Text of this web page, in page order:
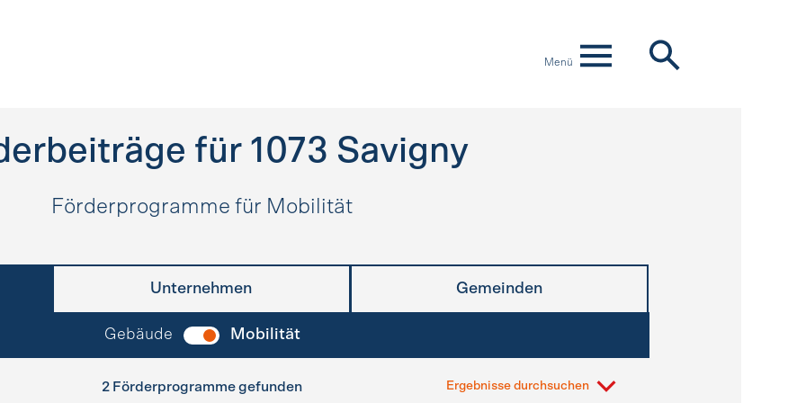
Menü
für 1073 Savigny
Förderprogramme für Mobilität
Unternehmen Gemeinden
Gebäude Mobilität
2 Förderprogramme gefunden Ergebnisse durchsuchen